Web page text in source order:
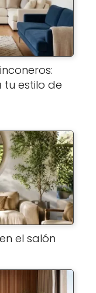
estilo de
el salón